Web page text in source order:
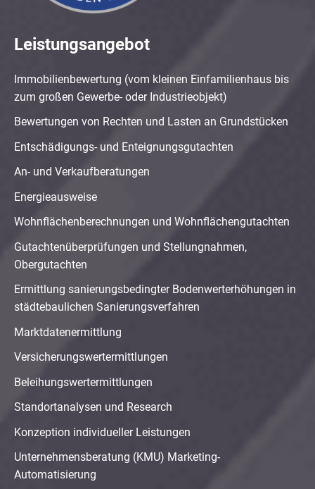
Leistungsangebot
Immobilienbewertung (vom kleinen Einfamilienhaus bis
zum großen Gewerbe- oder Industrieobjekt)
Bewertungen von Rechten und Lasten an Grundstücken
Entschädigungs- und Enteignungsgutachten
An- und Verkaufberatungen
Energieausweise
Wohnflächenberechnungen und Wohnflächengutachten
Gutachtenüberprüfungen und Stellungnahmen,
Obergutachten
Ermittlung sanierungsbedingter Bodenwerterhöhungen in
städtebaulichen Sanierungsverfahren
Marktdatenermittlung
Versicherungswertermittlungen
Beleihungswertermittlungen
Standortanalysen und Research
Konzeption individueller Leistungen
Unternehmensberatung (KMU) Marketing-
Automatisierung